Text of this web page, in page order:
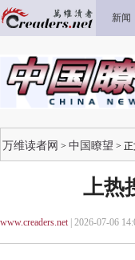
新闻
万维读者网 > 中国瞭望 > 正
上热
www.creaders.net| 2026-07-06